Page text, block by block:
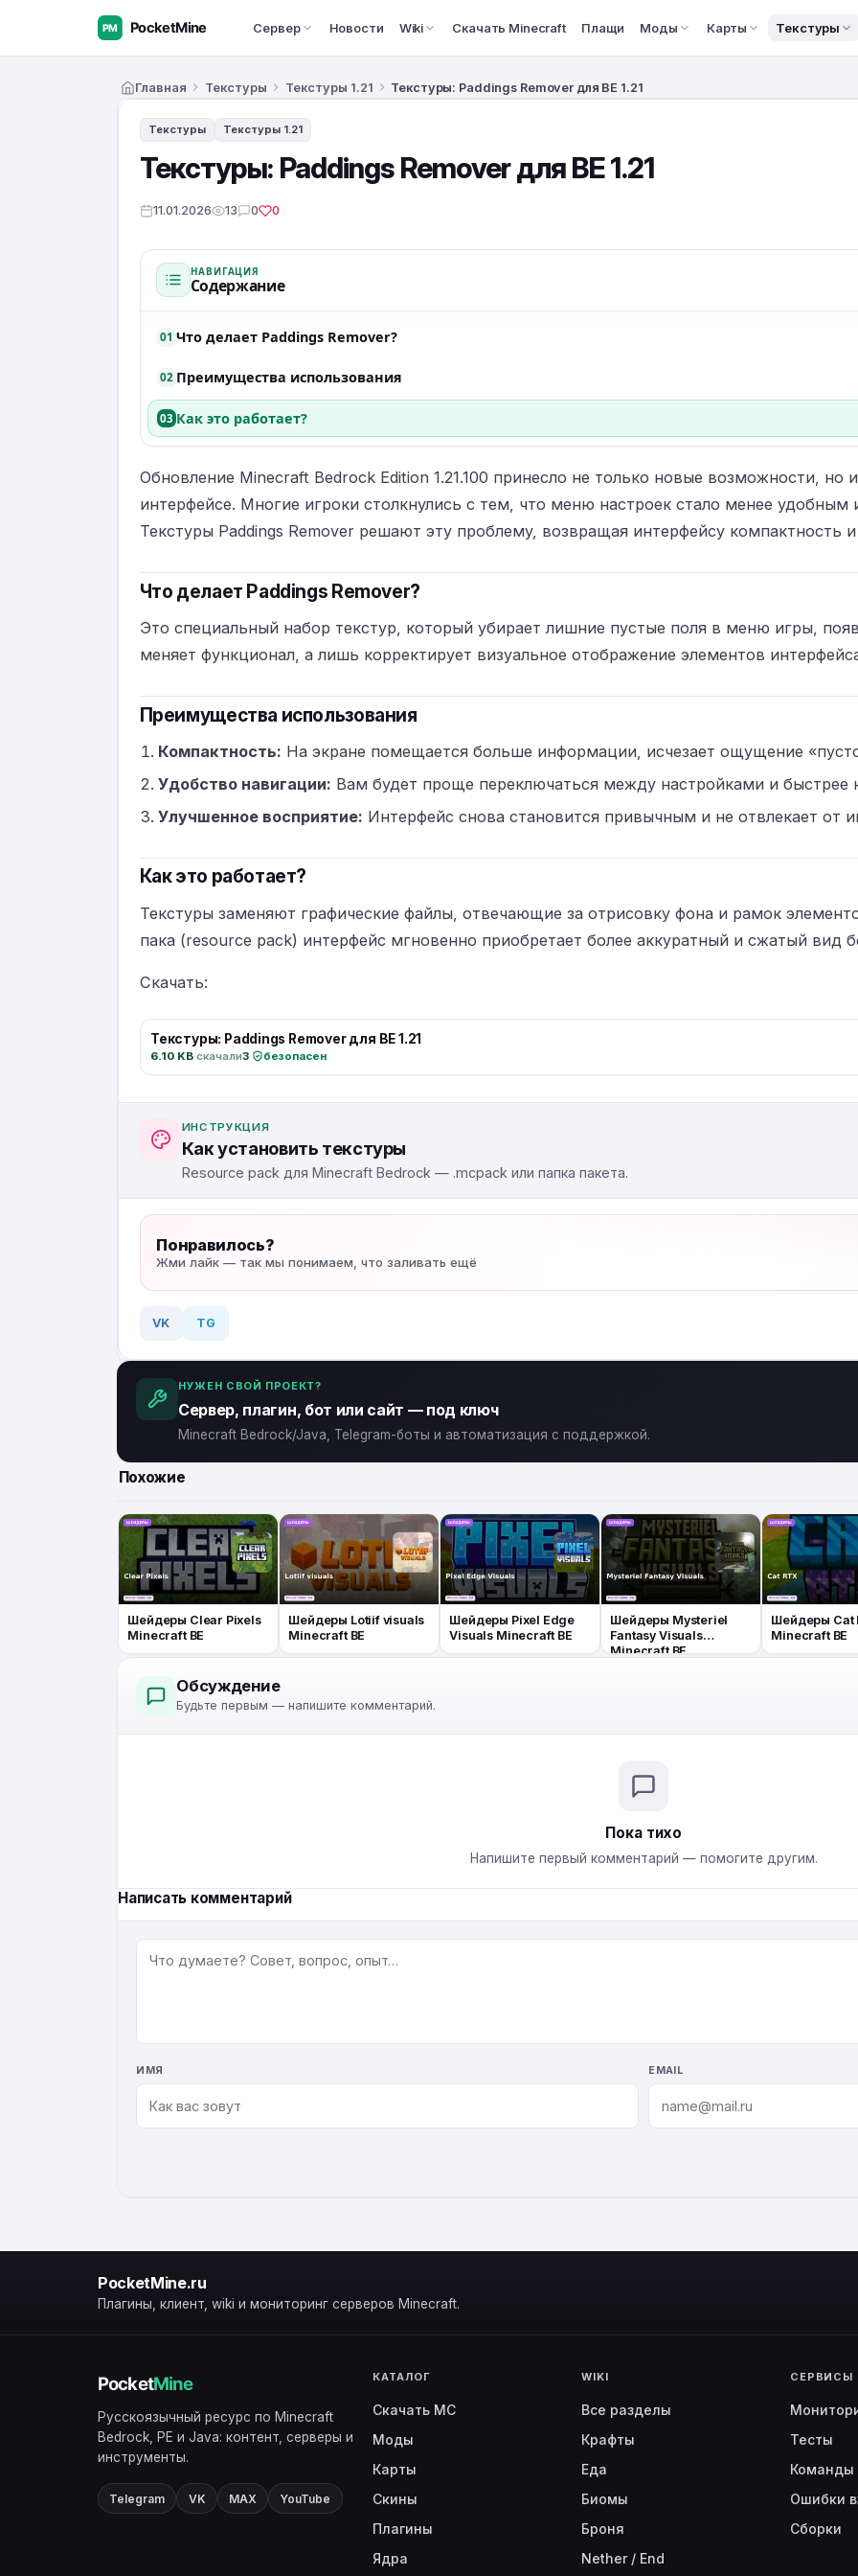
Сервер Новости Wiki Скачать Minecraft Плащи Моды Карты Текстуры
Главная Текстуры Текстуры 1.21 Текстуры: Paddings Remover для BE 1.21
Текстуры Текстуры 1.21
Текстуры: Paddings Remover для BE 1.21
11.01.2026 13 0 0
НАВИГАЦИЯ
Содержание
01 Что делает Paddings Remover?
02 Преимущества использования
03 Как это работает?
Обновление Minecraft Bedrock Edition 1.21.100 принесло не только новые возможности, но
интерфейсе. Многие игроки столкнулись с тем, что меню настроек стало менее удобным
Текстуры Paddings Remover решают эту проблему, возвращая интерфейсу компактность
Что делает Paddings Remover?
Это специальный набор текстур, который убирает лишние пустые поля в меню игры,
меняет функционал, а лишь корректирует визуальное отображение элементов
Преимущества использования
Компактность: На экране помещается больше информации, исчезает ощущение
Удобство навигации: Вам будет проще переключаться между настройками и быстрее
Улучшенное восприятие: Интерфейс снова становится привычным и не отвлекает от
Как это работает?
Текстуры заменяют графические файлы, отвечающие за отрисовку фона и рамок
пака (resource pack) интерфейс мгновенно приобретает более аккуратный и сжатый вид
Скачать:
Текстуры: Paddings Remover для BE 1.21
6.10 KB·скачали3· безопасен
ИНСТРУКЦИЯ
Как установить текстуры
Resource pack для Minecraft Bedrock — .mcpack или папка пакета.
Понравилось?
Жми лайк — так мы понимаем, что заливать ещё
VK TG
НУЖЕН СВОЙ ПРОЕКТ?
Сервер, плагин, бот или сайт — под ключ
Minecraft Bedrock/Java, Telegram-боты и автоматизация с поддержкой.
Похожие
Шейдеры Clear Pixels
Minecraft BE
Шейдеры Lotiif visuals
Minecraft BE
Шейдеры Pixel Edge
Visuals Minecraft BE
Шейдеры Mysteriel
Fantasy Visuals
Minecraft BE
Шейдеры Cat
Minecraft BE
Обсуждение
Будьте первым — напишите комментарий.
Пока тихо
Напишите первый комментарий — помогите другим.
Написать комментарий
КОММЕНТАРИЙ
ИМЯ EMAIL
PocketMine.ru
Плагины, клиент, wiki и мониторинг серверов Minecraft.
Русскоязычный ресурс по Minecraft
Bedrock, PE и Java: контент, серверы и
инструменты.
Telegram VK MAX YouTube
КАТАЛОГ
Скачать MC
Моды
Карты
Скины
Плагины
Ядра
WIKI
Все разделы
Крафты
Еда
Биомы
Броня
Nether / End
СЕРВИСЫ
Тесты
Команды
Ошибки
Сборки